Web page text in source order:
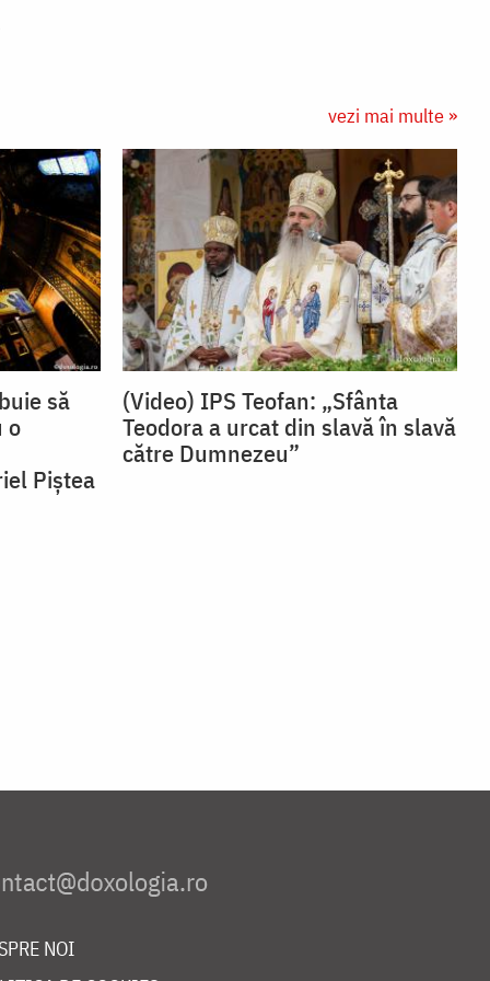
vezi mai multe »
să
o
Piștea
(Video) IPS Teofan: „Sfânta
Teodora a urcat din slavă în slavă
către Dumnezeu”
NOI